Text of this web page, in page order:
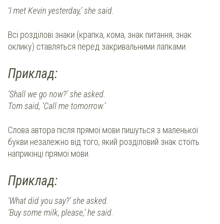
‘I met Kevin yesterday,’ she said.
Всі розділові знаки (крапка, кома, знак питання, знак
оклику) ставляться перед закривальними лапками.
Приклад:
‘Shall we go now?’ she asked.
Tom said, ‘Call me tomorrow.’
Слова автора після прямої мови пишуться з маленької
букви незалежно від того, який розділовий знак стоїть
наприкінці прямої мови.
Приклад:
‘What did you say?’ she asked.
‘Buy some milk, please,’ he said.